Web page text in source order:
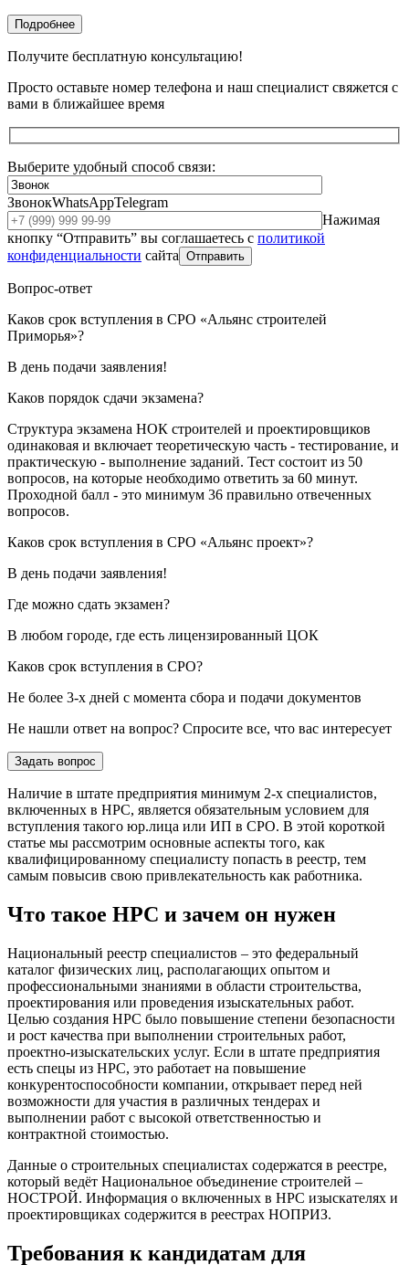
Подробнее
Получите бесплатную консультацию!
Просто оставьте номер телефона и наш специалист свяжется с
вами в ближайшее время
Выберите удобный способ связи:
ЗвонокWhatsAppTelegram
Нажимая
кнопку “Отправить” вы соглашаетесь с политикой
конфиденциальности сайта Отправить
Вопрос-ответ
Каков срок вступления в СРО «Альянс строителей
Приморья»?
В день подачи заявления!
Каков порядок сдачи экзамена?
Структура экзамена НОК строителей и проектировщиков
одинаковая и включает теоретическую часть - тестирование, и
практическую - выполнение заданий. Тест состоит из 50
вопросов, на которые необходимо ответить за 60 минут.
Проходной балл - это минимум 36 правильно отвеченных
вопросов.
Каков срок вступления в СРО «Альянс проект»?
В день подачи заявления!
Где можно сдать экзамен?
В любом городе, где есть лицензированный ЦОК
Каков срок вступления в СРО?
Не более 3-х дней с момента сбора и подачи документов
Не нашли ответ на вопрос? Спросите все, что вас интересует
Задать вопрос
Наличие в штате предприятия минимум 2-х специалистов,
включенных в НРС, является обязательным условием для
вступления такого юр.лица или ИП в СРО. В этой короткой
статье мы рассмотрим основные аспекты того, как
квалифицированному специалисту попасть в реестр, тем
самым повысив свою привлекательность как работника.
Что такое НРС и зачем он нужен
Национальный реестр специалистов – это федеральный
каталог физических лиц, располагающих опытом и
профессиональными знаниями в области строительства,
проектирования или проведения изыскательных работ.
Целью создания НРС было повышение степени безопасности
и рост качества при выполнении строительных работ,
проектно-изыскательских услуг. Если в штате предприятия
есть спецы из НРС, это работает на повышение
конкурентоспособности компании, открывает перед ней
возможности для участия в различных тендерах и
выполнении работ с высокой ответственностью и
контрактной стоимостью.
Данные о строительных специалистах содержатся в реестре,
который ведёт Национальное объединение строителей –
НОСТРОЙ. Информация о включенных в НРС изыскателях и
проектировщиках содержится в реестрах НОПРИЗ.
Требования к кандидатам для